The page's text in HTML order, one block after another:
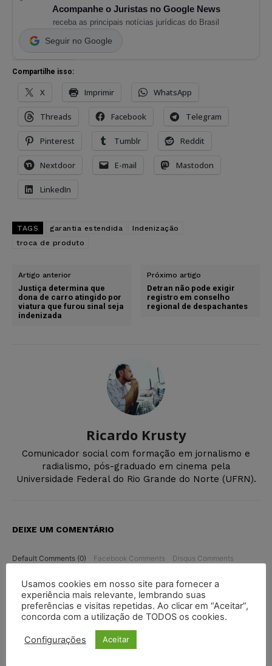
Acompanhe o Juristas no Google News
receba as principais notícias jurídicas do Brasil
Seguir no Google
Compartilhe isso:
X Imprimir WhatsApp
Threads Facebook Telegram
Pinterest Tumblr Reddit
Nextdoor E-mail Mastodon
LinkedIn
TAGS garantia estendida
Indenização
troca de produto
Artigo anterior
Justiça determina que
dona de carro atingido por
viatura que furou sinal seja
indenizada
Próximo artigo
Detran não pode exigir
registro em conselho
regional de despachantes
Ricardo Krusty
Comunicador social com formação em jornalismo e
radialismo, pós-graduado em cinema pela
Universidade Federal do Rio Grande do Norte (UFRN).
DEIXE UM COMENTÁRIO
Default Comments (0) Facebook Comments Disqus Comments
Usamos cookies em nosso site para fornecer a
experiência mais relevante, lembrando suas
preferências e visitas repetidas. Ao clicar em “Aceitar”,
concorda com a utilização de TODOS os cookies.
Configurações Aceitar